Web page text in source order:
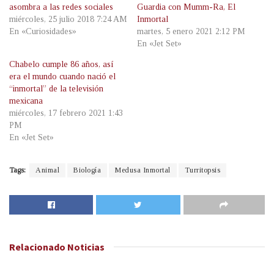
asombra a las redes sociales
miércoles, 25 julio 2018 7:24 AM
En «Curiosidades»
Guardia con Mumm-Ra, El
Inmortal
martes, 5 enero 2021 2:12 PM
En «Jet Set»
Chabelo cumple 86 años, así
era el mundo cuando nació el
“inmortal” de la televisión
mexicana
miércoles, 17 febrero 2021 1:43
PM
En «Jet Set»
Tags: Animal Biología Medusa Inmortal Turritopsis
Relacionado Noticias